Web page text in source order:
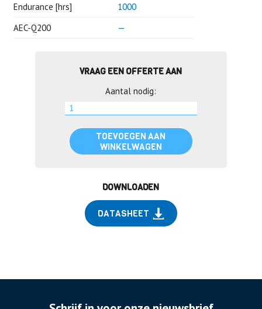
Endurance [hrs]
1000
AEC-Q200
—
VRAAG EEN OFFERTE AAN
Aantal nodig:
TOEVOEGEN AAN
WINKELWAGEN
DOWNLOADEN
DATASHEET